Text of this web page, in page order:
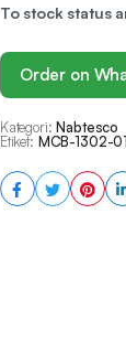
To stock status
Order on
Kategori: Nabtesco
Etiket: MCB-1302-01